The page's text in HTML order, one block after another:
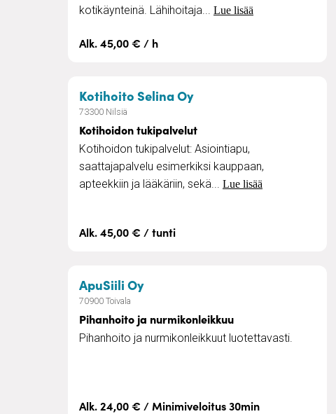
kotikäynteinä. Lähihoitaja... Lue lisää
Alk. 45,00 € / h
Kotihoito Selina Oy– Kotihoidon tukipalvelut
73300 Nilsiä
Kotihoidon tukipalvelut
Kotihoidon tukipalvelut: Asiointiapu,
saattajapalvelu esimerkiksi kauppaan,
apteekkiin ja lääkäriin, sekä... Lue lisää
Alk. 45,00 € / tunti
ApuSiili Oy– Pihanhoito ja nurmikonleikkuu
70900 Toivala
Pihanhoito ja nurmikonleikkuu
Pihanhoito ja nurmikonleikkuut luotettavasti.
Alk. 24,00 € / Minimiveloitus 30min